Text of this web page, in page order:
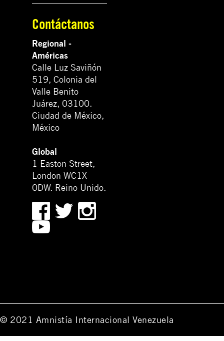
Contáctanos
Regional -
Américas
Calle Luz Saviñón
519, Colonia del
Valle Benito
Juárez, 03100.
Ciudad de México,
México
Global
1 Easton Street,
London WC1X
0DW. Reino Unido.
© 2021 Amnistía Internacional Venezuela